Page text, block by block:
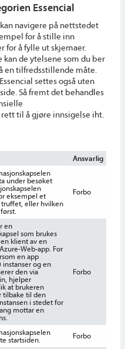
Essencial
navigere på nettstedet
for å stille inn
for å fylle ut skjemaer.
kan de ytelsene som du ber
en tilfredsstillende måte.
settes også uten
Så fremt det behandles
til å gjøre innsigelse iht.
Ansvarlig
under besøket
eksempel et
truffet, eller hvilken
Forbo
en
som brukes
klient av en
Web-app. For
en app
instanser og en
den via
hjelper
at brukeren
tilbake til den
i stedet for
mottar en
Forbo
startsiden.
Forbo